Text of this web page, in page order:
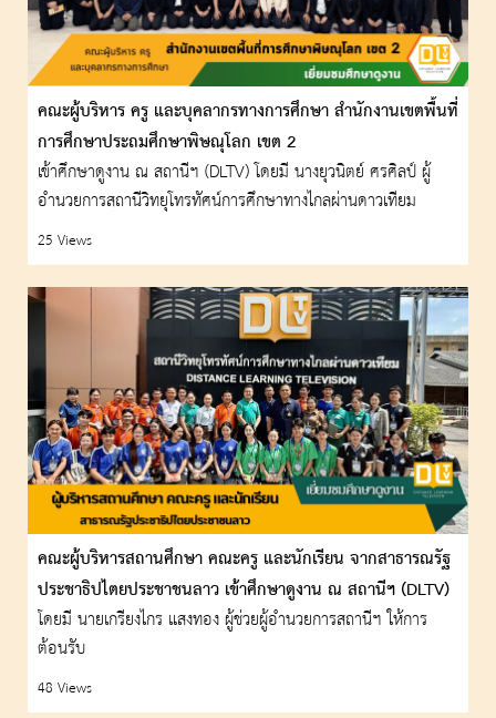
คณะผู้บริหาร ครู และบุคลากรทางการศึกษา สำนักงานเขตพื้นที่
การศึกษาประถมศึกษาพิษณุโลก เขต 2
เข้าศึกษาดูงาน ณ สถานีฯ (DLTV) โดยมี นางยุวนิตย์ ศรศิลป์ ผู้
อำนวยการสถานีวิทยุโทรทัศน์การศึกษาทางไกลผ่านดาวเทียม
25 Views
คณะผู้บริหารสถานศึกษา คณะครู และนักเรียน จากสาธารณรัฐ
ประชาธิปไตยประชาชนลาว เข้าศึกษาดูงาน ณ สถานีฯ (DLTV)
โดยมี นายเกรียงไกร แสงทอง ผู้ช่วยผู้อำนวยการสถานีฯ ให้การ
ต้อนรับ
48 Views